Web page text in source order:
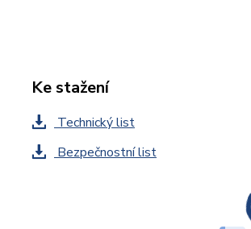
Ke stažení
Technický list
Bezpečnostní list